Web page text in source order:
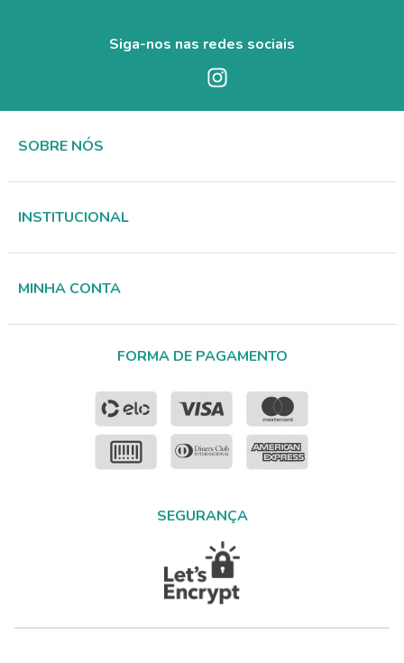
Siga-nos nas redes sociais
SOBRE NÓS
INSTITUCIONAL
MINHA CONTA
FORMA DE PAGAMENTO
SEGURANÇA